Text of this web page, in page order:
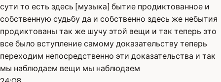
сути то есть здесь [музыка] бытие продиктованное и
собственную судьбу да и собственно здесь же небытия
продиктованы так же шучу этой вещи и так теперь это
все было вступление самому доказательству теперь
переходим непосредственно эти доказательства и так
мы наблюдаем вещи мы наблюдаем